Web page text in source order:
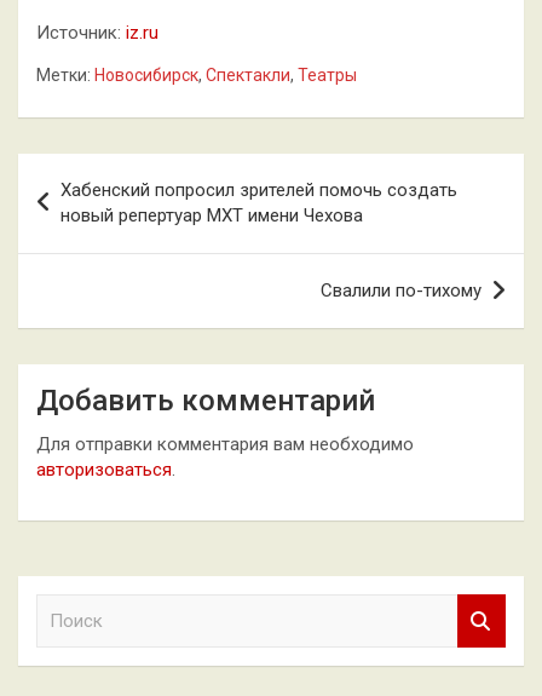
Источник: iz.ru
Метки: Новосибирск, Спектакли, Театры
по
записям
Хабенский попросил зрителей помочь создать
новый репертуар МХТ имени Чехова
Свалили по-тихому
Добавить комментарий
Для отправки комментария вам необходимо
авторизоваться.